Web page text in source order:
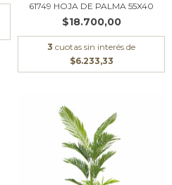
61749 HOJA DE PALMA 55X40
$18.700,00
3 cuotas sin interés de
$6.233,33